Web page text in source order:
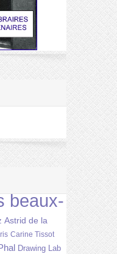
beaux-
Astrid de la
Carine Tissot
Drawing Lab